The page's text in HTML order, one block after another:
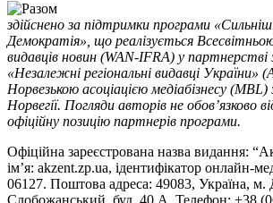
здійснено за підтримки програми
Демократія», що реалізується
видавців новин (WAN-IFRA) у партнерстві
«Незалежні регіональні видавці
Норвезькою асоціацією медіабізнесу
Норвегії. Погляди авторів не обов’язково
офіційну позицію партнерів програми.
Офіційна зареєстрована назва видання:
ім’я: akzent.zp.ua, ідентифікатор онлайн-
06127. Поштова адреса: 49083, Україна, м.